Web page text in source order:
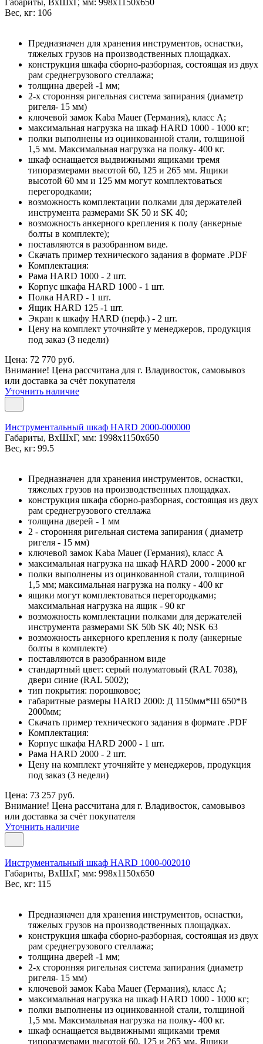
Габариты, ВxШxГ, мм: 998x1150x650
Вес, кг: 106
Предназначен для хранения инструментов, оснастки,
тяжелых грузов на производственных площадках.
конструкция шкафа сборно-разборная, состоящая из двух
рам среднегрузового стеллажа;
толщина дверей -1 мм;
2-х сторонняя ригельная система запирания (диаметр
ригеля- 15 мм)
ключевой замок Kaba Mauer (Германия), класс A;
максимальная нагрузка на шкаф HARD 1000 - 1000 кг;
полки выполнены из оцинкованной стали, толщиной
1,5 мм. Максимальная нагрузка на полку- 400 кг.
шкаф оснащается выдвижными ящиками тремя
типоразмерами высотой 60, 125 и 265 мм. Ящики
высотой 60 мм и 125 мм могут комплектоваться
перегородками;
возможность комплектации полками для держателей
инструмента размерами SK 50 и SK 40;
возможность анкерного крепления к полу (анкерные
болты в комплекте);
поставляются в разобранном виде.
Скачать пример технического задания в формате .PDF
Комплектация:
Рама HARD 1000 - 2 шт.
Корпус шкафа HARD 1000 - 1 шт.
Полка HARD - 1 шт.
Ящик HARD 125 -1 шт.
Экран к шкафу HARD (перф.) - 2 шт.
Цену на комплект уточняйте у менеджеров, продукция
под заказ (3 недели)
Цена: 72 770 руб.
Внимание! Цена рассчитана для г. Владивосток, самовывоз
или доставка за счёт покупателя
Уточнить наличие
Инструментальный шкаф HARD 2000-000000
Габариты, ВxШxГ, мм: 1998x1150x650
Вес, кг: 99.5
Предназначен для хранения инструментов, оснастки,
тяжелых грузов на производственных площадках.
конструкция шкафа сборно-разборная, состоящая из двух
рам среднегрузового стеллажа
толщина дверей - 1 мм
2 - сторонняя ригельная система запирания ( диаметр
ригеля - 15 мм)
ключевой замок Kaba Mauer (Германия), класс А
максимальная нагрузка на шкаф HARD 2000 - 2000 кг
полки выполнены из оцинкованной стали, толщиной
1,5 мм; максимальная нагрузка на полку - 400 кг
ящики могут комплектоваться перегородками;
максимальная нагрузка на ящик - 90 кг
возможность комплектации полками для держателей
инструмента размерами SK 50b SK 40; NSK 63
возможность анкерного крепления к полу (анкерные
болты в комплекте)
поставляются в разобранном виде
стандартный цвет: серый полуматовый (RAL 7038),
двери синие (RAL 5002);
тип покрытия: порошковое;
габаритные размеры HARD 2000: Д 1150мм*Ш 650*В
2000мм;
Скачать пример технического задания в формате .PDF
Комплектация:
Корпус шкафа HARD 2000 - 1 шт.
Рама HARD 2000 - 2 шт.
Цену на комплект уточняйте у менеджеров, продукция
под заказ (3 недели)
Цена: 73 257 руб.
Внимание! Цена рассчитана для г. Владивосток, самовывоз
или доставка за счёт покупателя
Уточнить наличие
Инструментальный шкаф HARD 1000-002010
Габариты, ВxШxГ, мм: 998x1150x650
Вес, кг: 115
Предназначен для хранения инструментов, оснастки,
тяжелых грузов на производственных площадках.
конструкция шкафа сборно-разборная, состоящая из двух
рам среднегрузового стеллажа;
толщина дверей -1 мм;
2-х сторонняя ригельная система запирания (диаметр
ригеля- 15 мм)
ключевой замок Kaba Mauer (Германия), класс A;
максимальная нагрузка на шкаф HARD 1000 - 1000 кг;
полки выполнены из оцинкованной стали, толщиной
1,5 мм. Максимальная нагрузка на полку- 400 кг.
шкаф оснащается выдвижными ящиками тремя
типоразмерами высотой 60, 125 и 265 мм. Ящики